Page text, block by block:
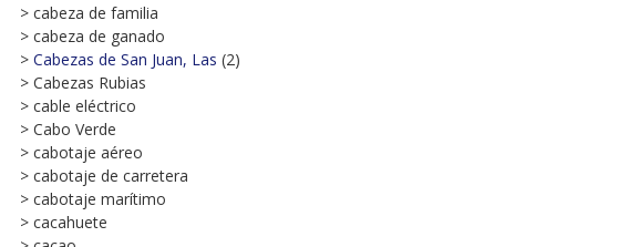
> cabeza de familia
> cabeza de ganado
> Cabezas de San Juan, Las (2)
> Cabezas Rubias
> cable eléctrico
> Cabo Verde
> cabotaje aéreo
> cabotaje de carretera
> cabotaje marítimo
> cacahuete